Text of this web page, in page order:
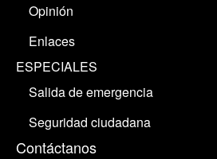
Opinión
Enlaces
ESPECIALES
Salida de emergencia
Seguridad ciudadana
Contáctanos